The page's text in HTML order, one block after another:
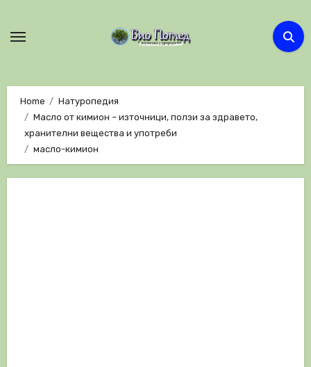
Home
Натуропедия
Масло от кимион – източници, ползи за здравето,
хранителни вещества и употреби
масло-кимион